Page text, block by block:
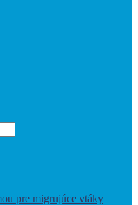
pre migrujúce vtáky